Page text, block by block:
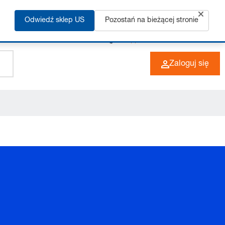
+49 (0) 6266 73-0 PL
Zaloguj się
Odwiedź sklep US Pozostań na bieżącej stronie